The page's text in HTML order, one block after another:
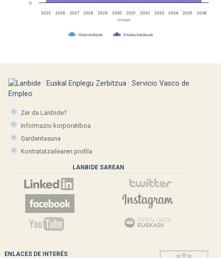
Urteak
Gizonezkoak Emakumezkoak
2025 2026 2027 2028 2029 2030 2031 2032 2033 2034 2035 2036
0
Zer da Lanbide?
Informazio korporatiboa
Gardentasuna
Kontratatzailearen profila
LANBIDE SAREAN
ENLACES DE INTERÉS